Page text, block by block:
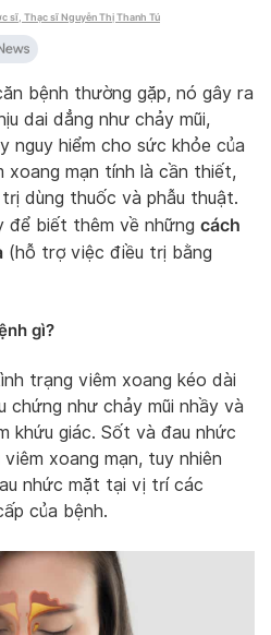
sĩ, Thạc sĩ Nguyễn Thị Thanh Tú
bệnh thường gặp, nó gây ra
dai dẳng như chảy mũi,
nguy hiểm cho sức khỏe của
xoang mạn tính là cần thiết,
dùng thuốc và phẫu thuật.
để biết thêm về những cách
(hỗ trợ việc điều trị bằng
gì?
trạng viêm xoang kéo dài
như chảy mũi nhầy và
khứu giác. Sốt và đau nhức
xoang mạn, tuy nhiên
nhức mặt tại vị trí các
của bệnh.